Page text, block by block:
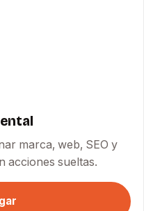
marca, web, SEO y
acciones sueltas.